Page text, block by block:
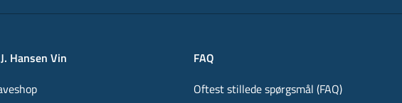
Hansen Vin
FAQ
Oftest stillede spørgsmål (FAQ)